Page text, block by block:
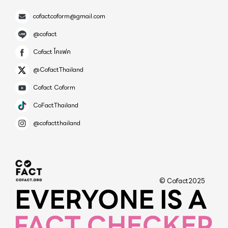
ทางออกที่ดีที่สุด ที่ต้องทำในตอนนี้แล้ว... ช่วงนี้ครูโยคะ
ทั้งหลาย งานอาจจะน้อยลงหน่อย ลำบากหน่อย แต่ยัง
หายใจได้ ยังแข็งแรง คือดีที่สุดแล้ว... งาน กับ เงิน ไม่ได้
หายไปไหน มันแค่เลื่อนออกไปรอเราข้างหน้า คำว่า
จริงๆในตอนนี้ ถ้าเราบอกว่า โควิดไม่กลัว กลัวอดตาย
มากกว่า ..ก็ไม่ผิดหรอกครับ คนเรามีชีวิตที่ต่างกัน เพียง
แต่เรากลัวอดตายได้ และก็กลัวโควิดไปด้วยพร้อมๆกัน
ได้เขียนเพื่อให้กลัวและอดตายอยู่ที่บ้านครับ แต่เขียน
เพื่อให้ ออกไปทำงาน ด้วยความไม่ประมาท และระวังตัว
ให้มากที่สุด เท่านั้นเอง สำหรับใครที่พอจะเลือกได้... ก็ถึง
เวลาที่เราจะได้เห็นตัวตนของเราจริงๆแล้วนะครับว่า
"สุขภาพ กับ เงิน" เราเป็นคนที่จะเลือกอะไร...
ร้อยละหนึ่งของสิ่งที่เกิดขึ้น เรากำลังพูดถึงผู้เสียชีวิตจาก
วัคซีนโควิดมากกว่าล้านราย และผู้คนกว่า 60 ล้านคนที่
มีผลข้างเคียงที่ไม่ดี” นี่ไม่ใช่สิ่งที่เราต้องการ สิ่งนี้ไม่เป็นที่
ยอมรับ” นายเกทส์ยืนยัน หุ้นในวอลล์สตรีทของบริษัท
วัคซีนโควิดรายใหญ่ทั้งหมดร่วงลง 20% ถึง 30%
เนื่องจากนายเกตส์ประกาศว่าเขาเข้าร่วมในคำร้องเร่ง
ด่วนของพลเมืองที่ยื่นโดยองค์กรป้องกันสุขภาพเด็กของ
สหรัฐฯ และ สธ. ถอนวัคซีนโควิดทั้งหมดออกจากตลาด
เหล่านี้เสียชีวิต… หนึ่งวัน สองวัน ห้าวันหลังจากได้รับ
การฉีดวัคซีน คนอื่นๆ มีอาการอัมพาต ตาบอด ชัก หัวใจ
วาย ระบบภูมิคุ้มกันล้มเหลว ลิ่มเลือดอุดตัน สมองอักเสบ
ปอดหรือไตถูกทำลาย การแท้งบุตร โรคภูมิต้านตนเอง
ความล้มเหลวของระบบอวัยวะหลายส่วน ความเหนื่อยล้า
cofactcoform@gmail.com
@cofact
Cofact โคแฟค
@CofactThailand
Cofact Coform
CoFactThailand
@cofactthailand
© Cofact2025